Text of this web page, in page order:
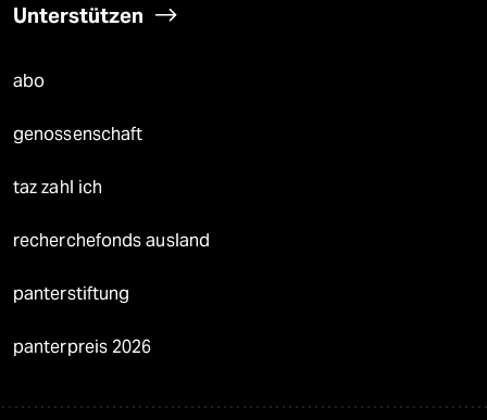
Unterstützen
abo
genossenschaft
taz zahl ich
recherchefonds ausland
panterstiftung
panterpreis 2026